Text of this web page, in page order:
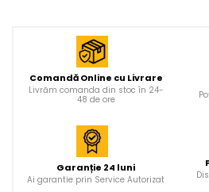
Comandă Online cu Livrare
Livrăm comanda din stoc în 24-
48 de ore
Garanție 24 luni
Ai garantie prin Service Autorizat